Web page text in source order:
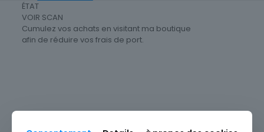
ÉTAT
VOIR SCAN
Cumulez vos achats en visitant ma boutique
afin de réduire vos frais de port.